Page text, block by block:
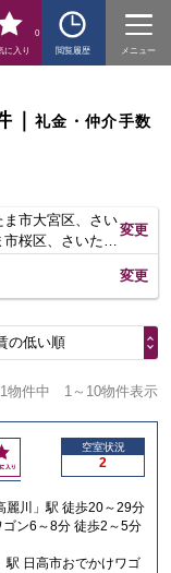
に入り
0
閲覧履歴
メニュー
｜礼金・仲介手数
ま市大宮区
さい
市桜区
さいたま
和光市
新座市
八潮市
富士見
手市
鶴ヶ島市
野市
変更
変更
の低い順
物件中 1～10物件表示
空室状況
2
麗川」駅 徒歩20～29分
ン6～8分 徒歩2～5分
駅 日高市おでかけワゴ